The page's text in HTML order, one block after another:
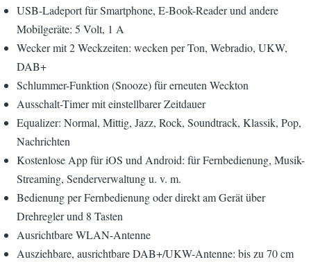
USB-Ladeport für Smartphone, E-Book-Reader und andere
Mobilgeräte: 5 Volt, 1 A
Wecker mit 2 Weckzeiten: wecken per Ton, Webradio, UKW,
DAB+
Schlummer-Funktion (Snooze) für erneuten Weckton
Ausschalt-Timer mit einstellbarer Zeitdauer
Equalizer: Normal, Mittig, Jazz, Rock, Soundtrack, Klassik, Pop,
Nachrichten
Kostenlose App für iOS und Android: für Fernbedienung, Musik-
Streaming, Senderverwaltung u. v. m.
Bedienung per Fernbedienung oder direkt am Gerät über
Drehregler und 8 Tasten
Ausrichtbare WLAN-Antenne
Ausziehbare, ausrichtbare DAB+/UKW-Antenne: bis zu 70 cm